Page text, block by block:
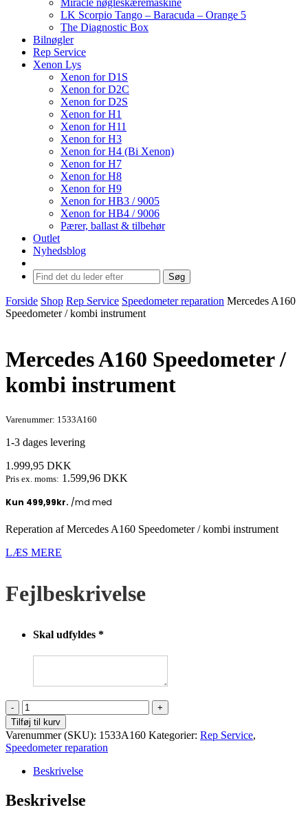
Miracle nøgleskæremaskine
LK Scorpio Tango – Baracuda – Orange 5
The Diagnostic Box
Bilnøgler
Rep Service
Xenon Lys
Xenon for D1S
Xenon for D2C
Xenon for D2S
Xenon for H1
Xenon for H11
Xenon for H3
Xenon for H4 (Bi Xenon)
Xenon for H7
Xenon for H8
Xenon for H9
Xenon for HB3 / 9005
Xenon for HB4 / 9006
Pærer, ballast & tilbehør
Outlet
Nyhedsblog
Søg
Forside Shop Rep Service Speedometer reparation Mercedes A160
Speedometer / kombi instrument
Mercedes A160 Speedometer /
kombi instrument
Varenummer: 1533A160
1-3 dages levering
1.999,95 DKK
Pris ex. moms: 1.599,96 DKK
Reperation af Mercedes A160 Speedometer / kombi instrument
LÆS MERE
Fejlbeskrivelse
Skal udfyldes *
Mercedes
A160
Speedometer
/
kombi
instrument
Tilføj til kurv
Varenummer (SKU): 1533A160 Kategorier: Rep Service,
Speedometer reparation
Beskrivelse
Beskrivelse